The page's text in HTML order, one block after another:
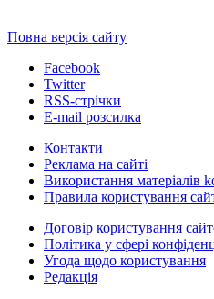
Повна версія сайту
Facebook
Twitter
RSS-стрічки
E-mail розсилка
Контакти
Реклама на сайті
Використання матеріалів
Правила користування
Договір користування
Політика у сфері
Угода щодо користування
Редакція